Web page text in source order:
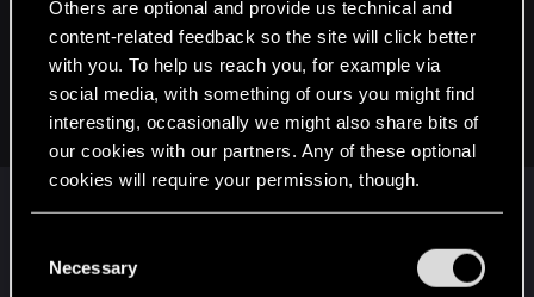
Others are optional and provide us technical and
content-related feedback so the site will click better
with you. To help us reach you, for example via
social media, with something of ours you might find
interesting, occasionally we might also share bits of
our cookies with our partners. Any of these optional
cookies will require your permission, though.
and tweak your preferences regarding them in the
Necessary
Awasaky said:
Так проблема в том, что его вообще нет, если зайти не с
той стороны
А, немного не так понял суть. У меня была
проблема в том что, я зашел "официально" в
этот клуб. Всё прошёл, но после разговора с
Освальдом не появлялось под квеста "выйти